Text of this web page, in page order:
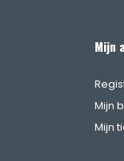
Mijn
Mijn
Mijn